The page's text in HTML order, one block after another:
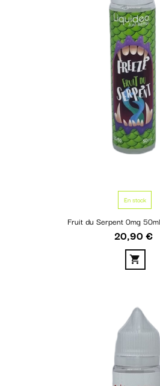
En stock
Fruit du Serpent 0mg
Prix
20,90 €